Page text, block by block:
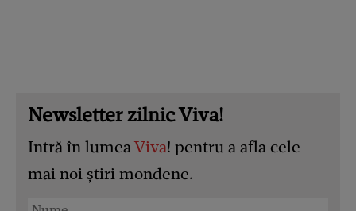
Newsletter zilnic Viva!
Intră în lumeaViva! pentru a afla cele
mai noi știri mondene.